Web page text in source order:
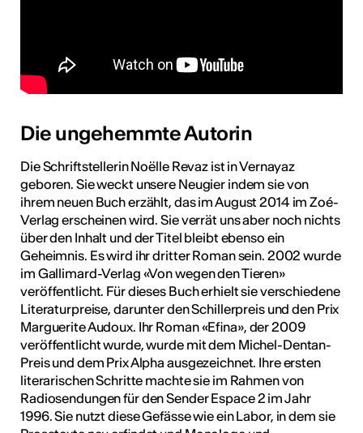
Die ungehemmte Autorin
Die Schriftstellerin Noëlle Revaz ist in Vernayaz
geboren. Sie weckt unsere Neugier indem sie von
ihrem neuen Buch erzählt, das im August 2014 im Zoé-
Verlag erscheinen wird. Sie verrät uns aber noch nichts
über den Inhalt und der Titel bleibt ebenso ein
Geheimnis. Es wird ihr dritter Roman sein. 2002 wurde
im Gallimard-Verlag «Von wegen den Tieren»
veröffentlicht. Für dieses Buch erhielt sie verschiedene
Literaturpreise, darunter den Schillerpreis und den Prix
Marguerite Audoux. Ihr Roman «Efina», der 2009
veröffentlicht wurde, wurde mit dem Michel-Dentan-
Preis und dem Prix Alpha ausgezeichnet. Ihre ersten
literarischen Schritte machte sie im Rahmen von
Radiosendungen für den Sender Espace 2 im Jahr
1996. Sie nutzt diese Gefässe wie ein Labor, in dem sie